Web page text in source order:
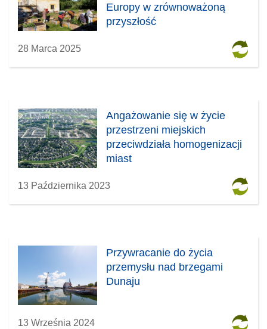
Europy w zrównoważoną
przyszłość
28 Marca 2025
Angażowanie się w życie
przestrzeni miejskich
przeciwdziała homogenizacji
miast
13 Października 2023
Przywracanie do życia
przemysłu nad brzegami
Dunaju
13 Września 2024